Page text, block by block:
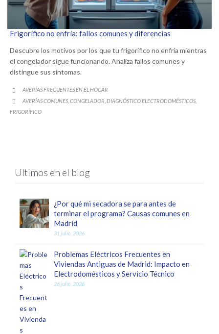
Frigorífico no enfría: fallos comunes y diferencias
Descubre los motivos por los que tu frigorífico no enfría mientras
el congelador sigue funcionando. Analiza fallos comunes y
distingue sus síntomas.
 CATEGORY
AVERÍAS FRECUENTES EN EL HOGAR
 CATEGORY
AVERÍAS COMUNES CONGELADOR DIAGNÓSTICO ELECTRODOMÉSTICOS
FRIGORÍFICO
Ultimos en el blog
¿Por qué mi secadora se para antes de
terminar el programa? Causas comunes en
Madrid
31 julio, 2026
Problemas Eléctricos Frecuentes en
Viviendas Antiguas de Madrid: Impacto en
Electrodomésticos y Servicio Técnico
26 julio, 2026